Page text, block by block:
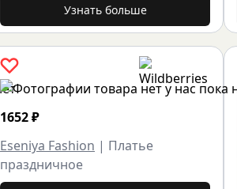
Узнать больше
1652₽
Eseniya Fashion | Платье
праздничное